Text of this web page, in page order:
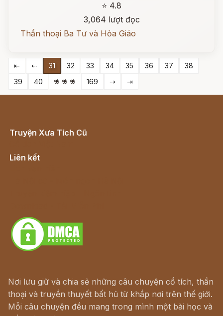
⭐ 4.8
3,064 lượt đọc
Thần thoại Ba Tư và Hỏa Giáo
⇤ ⇠ 31 32 33 34 35 36 37
38
39
40 ❀ ❀ ❀ 169 ⇢ ⇥
Truyện Xưa Tích Cũ
Liên kết
Nơi lưu giữ và chia sẻ những câu chuyện cổ tích, thần
thoại và truyền thuyết bất hủ từ khắp nơi trên thế giới.
Mỗi câu chuyện đều mang trong mình một bài học và